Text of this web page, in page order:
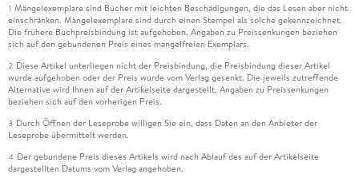
1 Mängelexemplare sind Bücher mit leichten Beschädigungen, die das Lesen aber nicht
einschränken. Mängelexemplare sind durch einen Stempel als solche gekennzeichnet.
Die frühere Buchpreisbindung ist aufgehoben. Angaben zu Preissenkungen beziehen
sich auf den gebundenen Preis eines mangelfreien Exemplars.
2 Diese Artikel unterliegen nicht der Preisbindung, die Preisbindung dieser Artikel
wurde aufgehoben oder der Preis wurde vom Verlag gesenkt. Die jeweils zutreffende
Alternative wird Ihnen auf der Artikelseite dargestellt. Angaben zu Preissenkungen
beziehen sich auf den vorherigen Preis.
3 Durch Öffnen der Leseprobe willigen Sie ein, dass Daten an den Anbieter der
Leseprobe übermittelt werden.
4 Der gebundene Preis dieses Artikels wird nach Ablauf des auf der Artikelseite
dargestellten Datums vom Verlag angehoben.